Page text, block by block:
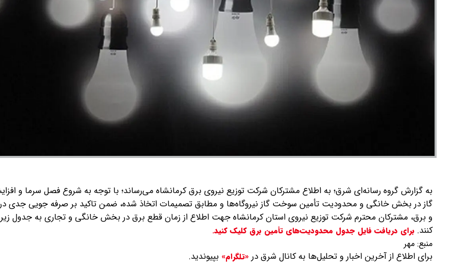
به گزارش گروه رسانه‌ای شرق؛ به اطلاع مشترکان شرکت توزیع نیروی برق کرمانشاه می‌رساند؛ با توجه به شروع فصل سرما و
گاز در بخش خانگی و محدودیت تأمین سوخت گاز نیروگاه‌ها و مطابق تصمیمات اتخاذ شده، ضمن تاکید بر صرفه جویی جدی
و برق، مشترکان محترم شرکت توزیع نیروی استان کرمانشاه جهت اطلاع از زمان قطع برق در بخش خانگی و تجاری به جدول
کنند. برای دریافت فایل جدول محدودیت‌های تأمین برق کلیک کنید.
منبع: مهر
برای اطلاع از آخرین اخبار و تحلیل‌ها به کانال شرق در «تلگرام» بپیوندید.